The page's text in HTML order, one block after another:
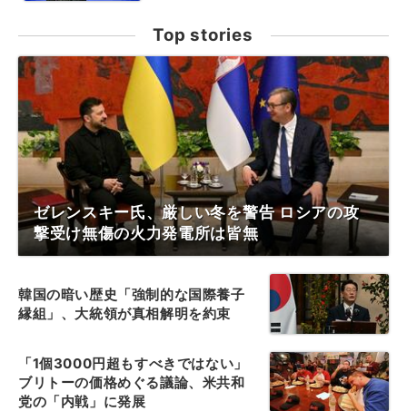
Top stories
ゼレンスキー氏、厳しい冬を警告 ロシアの攻
撃受け無傷の火力発電所は皆無
韓国の暗い歴史「強制的な国際養子
縁組」、大統領が真相解明を約束
「1個3000円超もすべきではない」
ブリトーの価格めぐる議論、米共和
党の「内戦」に発展